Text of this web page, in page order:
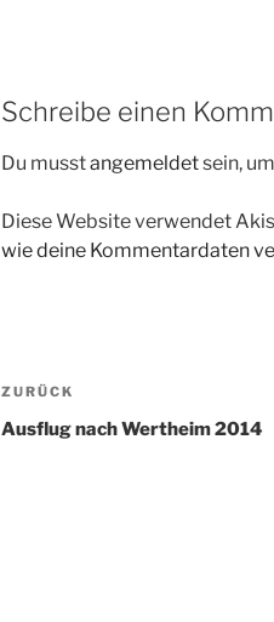
Schreibe einen
Du musstangemeldetsein,
Diese Website verwendet
wie deine Kommentardaten
Beitragsnavigation
Vorheriger
Beitrag
ZURÜCK
Ausflug nach Wertheim 2014